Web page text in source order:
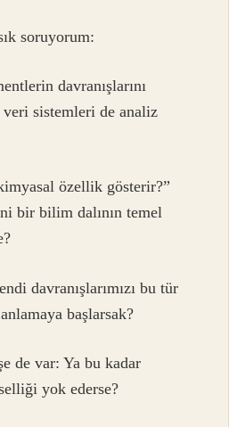
soruyorum:
davranışlarını
sistemleri de analiz
özellik gösterir?”
bir bilim dalının temel
davranışlarımızı bu tür
başlarsak?
de var: Ya bu kadar
yok ederse?